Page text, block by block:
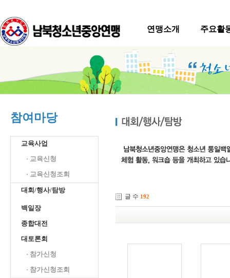
연맹소개 주요활
참여마당
교육사업
· 교육신청
· 교육신청조회
대회/행사/탐방
백일장
종합대전
대토론회
· 참가신청
· 참가신청조회
글 수 192